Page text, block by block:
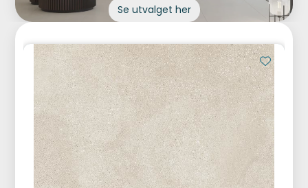
Se utvalget her